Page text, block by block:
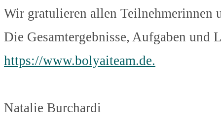
Wir gratulieren allen Teilnehmerinnen
Die Gesamtergebnisse, Aufgaben und
https://www.bolyaiteam.de.
Natalie Burchardi